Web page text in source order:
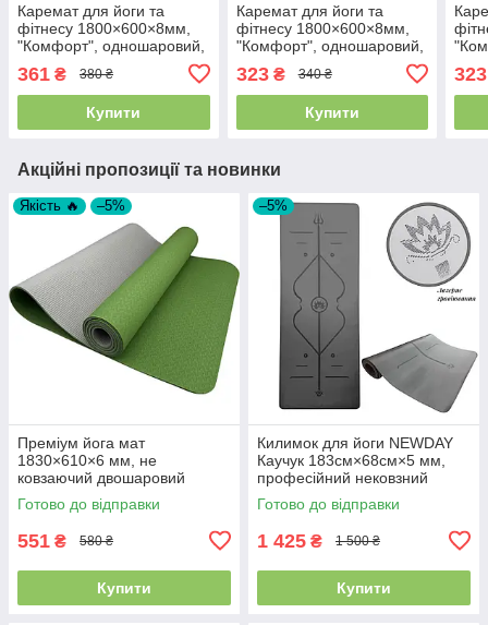
Каремат для йоги та
фітнесу 1800×600×8мм,
"Комфорт", одношаровий,
колір
361 ₴ 380 ₴
Купити
Каремат для йоги та
фітнесу 1800×600×8мм,
"Комфорт", одношаровий,
Україна, кораловий колір
323₴ 340 ₴
Купити
323
Акційні пропозиції та новинки
Якість 🔥 –5%
Преміум йога мат
1830×610×6 мм, не
ковзаючий двошаровий
килимок для фітнесу, TPE-
ТС, зелений верх/сірий низ
Готово до відправки
551 ₴ 580 ₴
Купити
–5%
Килимок для йоги NEWDAY
Каучук 183см×68см×5 мм,
професійний нековзний
Готово до відправки
1 425 ₴ 1 500 ₴
Купити